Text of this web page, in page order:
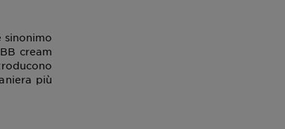
sinonimo
cream
più